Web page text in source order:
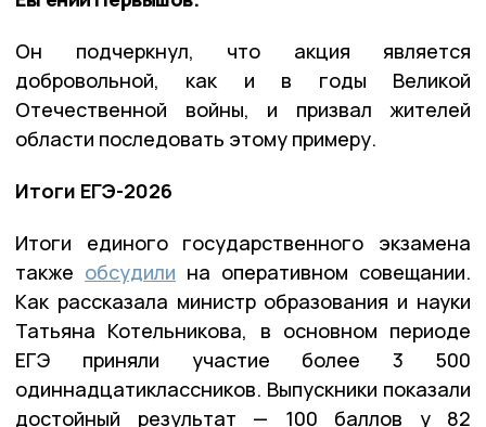
Он подчеркнул, что акция является
добровольной, как и в годы Великой
Отечественной войны, и призвал жителей
области последовать этому примеру.
Итоги ЕГЭ-2026
Итоги единого государственного экзамена
также обсудили на оперативном совещании.
Как рассказала министр образования и науки
Татьяна Котельникова, в основном периоде
ЕГЭ приняли участие более 3 500
одиннадцатиклассников. Выпускники показали
достойный результат — 100 баллов у 82